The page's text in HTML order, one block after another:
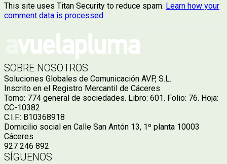
This site uses Titan Security to reduce spam. Learn how your
comment data is processed .
SOBRE NOSOTROS
Soluciones Globales de Comunicación AVP, S.L.
Inscrito en el Registro Mercantil de Cáceres
Tomo: 774 general de sociedades. Libro: 601. Folio: 76. Hoja:
CC-10382
C.I.F.: B10368918
Domicilio social en Calle San Antón 13, 1º planta 10003
Cáceres
927 246 892
SÍGUENOS